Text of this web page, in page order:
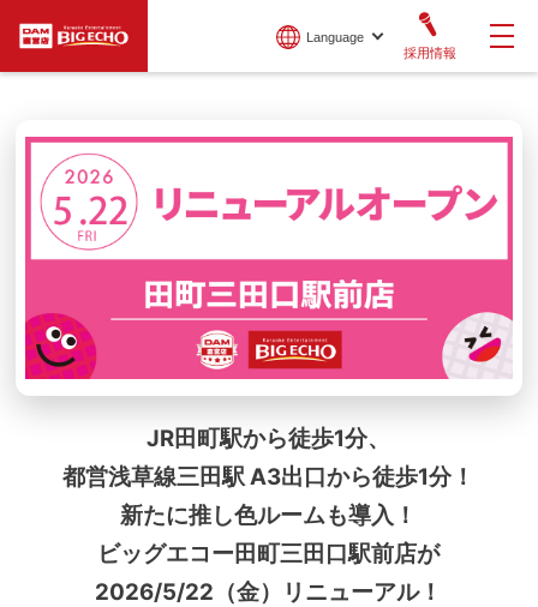
Language
採用情報
JR田町駅から徒歩1分、
都営浅草線三田駅 A3出口から徒歩1分！
新たに推し色ルームも導入！
ビッグエコー田町三田口駅前店が
2026/5/22（金）リニューアル！